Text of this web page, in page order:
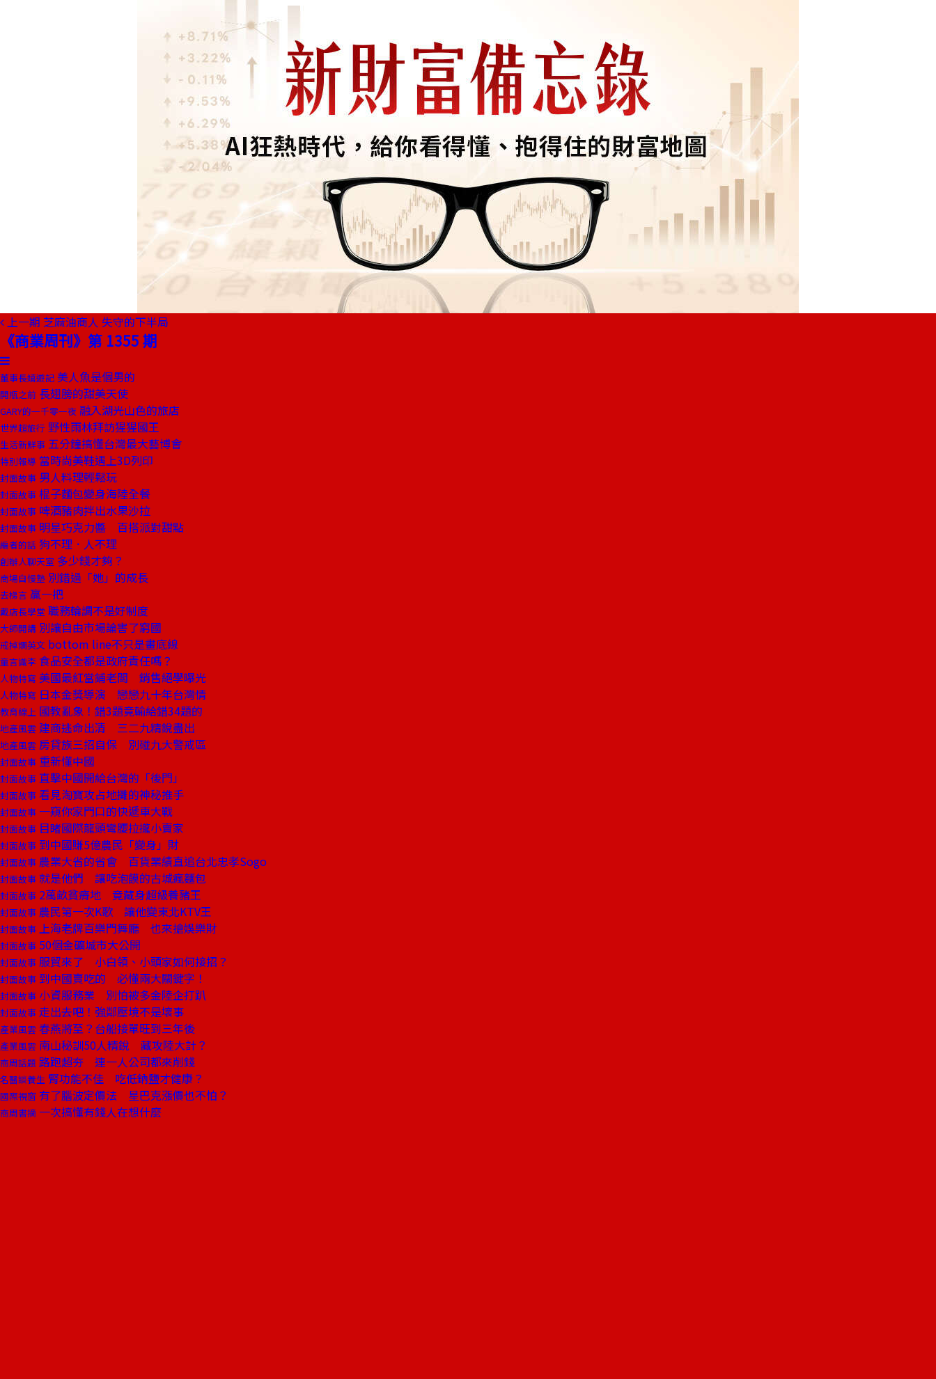
上一期 芝麻油商人 失守的下半局
《商業周刊》第 1355 期
董事長嬉遊記 美人魚是個男的
開瓶之前 長翅膀的甜美天使
GARY的一千零一夜 融入湖光山色的旅店
世界超旅行 野性雨林拜訪猩猩國王
生活新鮮事 五分鐘搞懂台灣最大藝博會
特別報導 當時尚美鞋遇上3D列印
封面故事 男人料理輕鬆玩
封面故事 棍子麵包變身海陸全餐
封面故事 啤酒豬肉拌出水果沙拉
封面故事 明星巧克力醬 百搭派對甜點
編者的話 狗不理．人不理
創辦人聊天室 多少錢才夠？
商場自慢塾 別錯過「她」的成長
去梯言 贏一把
戴店長學堂 職務輪調不是好制度
大師開講 別讓自由市場論害了窮國
戒掉爛英文 bottom line不只是畫底線
童言識李 食品安全都是政府責任嗎？
人物特寫 美國最紅當鋪老闆 銷售絕學曝光
人物特寫 日本金獎導演 戀戀九十年台灣情
教育線上 國教亂象！錯3題竟輸給錯34題的
地產風雲 建商逃命出清 三二九精銳盡出
地產風雲 房貸族三招自保 別碰九大警戒區
封面故事 重新懂中國
封面故事 直擊中國開給台灣的「後門」
封面故事 看見淘寶攻占地攤的神秘推手
封面故事 一窺你家門口的快遞車大戰
封面故事 目睹國際龍頭彎腰拉攏小賣家
封面故事 到中國賺5億農民「變身」財
封面故事 農業大省的省會 百貨業績直追台北忠孝Sogo
封面故事 就是他們 讓吃泡饃的古城瘋麵包
封面故事 2萬畝貧瘠地 竟藏身超級養豬王
封面故事 農民第一次K歌 讓他變東北KTV王
封面故事 上海老牌百樂門舞廳 也來搶娛樂財
封面故事 50個金礦城市大公開
封面故事 服貿來了 小白領、小頭家如何接招？
封面故事 到中國賣吃的 必懂兩大關鍵字！
封面故事 小資服務業 別怕被多金陸企打趴
封面故事 走出去吧！強鄰壓境不是壞事
產業風雲 春燕將至？台船接單旺到三年後
產業風雲 南山秘訓50人精銳 藏攻陸大計？
商周話題 路跑超夯 連一人公司都來削錢
名醫談養生 腎功能不佳 吃低鈉鹽才健康？
國際視窗 有了腦波定價法 星巴克漲價也不怕？
商周書摘 一次搞懂有錢人在想什麼